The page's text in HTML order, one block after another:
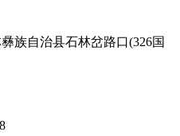
族自治县石林岔路口(326国